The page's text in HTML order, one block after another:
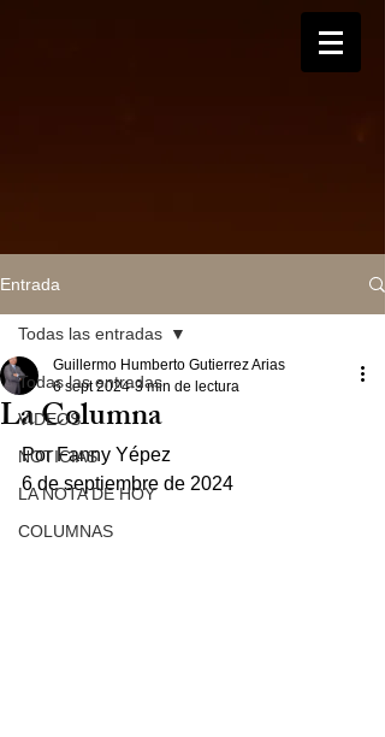
Entrada
Todas las entradas
VIDEOS
NOTICIAS
LA NOTA DE HOY
COLUMNAS
Todas las entradas
La Columna
Guillermo Humberto Gutierrez Arias
6 sept 2024 3 min de lectura
Por Fanny Yépez
6 de septiembre de 2024